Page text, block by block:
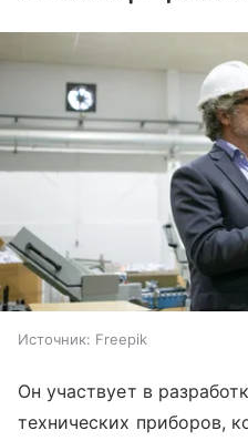
Источник: Freepik
Он участвует в
технических приборов,